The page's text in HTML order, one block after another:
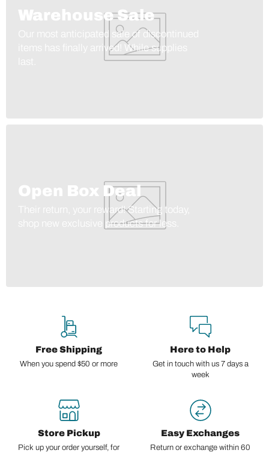
Warehouse Sale
Our most anticipated sale of discontinued
items has finally arrived! While supplies
Open Box Deal
Their return, your reward! Starting today,
shop new exclusive products for less.
Free Shipping
When you spend $50 or more
Here to Help
Get in touch with us 7 days a
week
Store Pickup
Pick up your order yourself, for
Easy Exchanges
Return or exchange within 60